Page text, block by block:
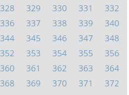
328 329 330 331
332
336 337 338 339
340
344 345 346 347
348
352 353 354 355
356
360 361 362 363
364
368 369 370 371
372